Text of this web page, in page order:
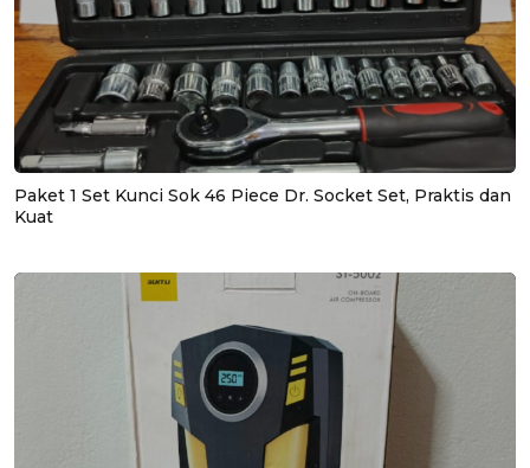
Paket 1 Set Kunci Sok 46 Piece Dr. Socket Set, Praktis dan
Kuat